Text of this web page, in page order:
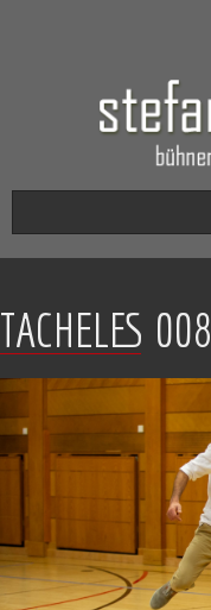
Aktuell
Werkverzeichnis
Biografie
TACHELES 008